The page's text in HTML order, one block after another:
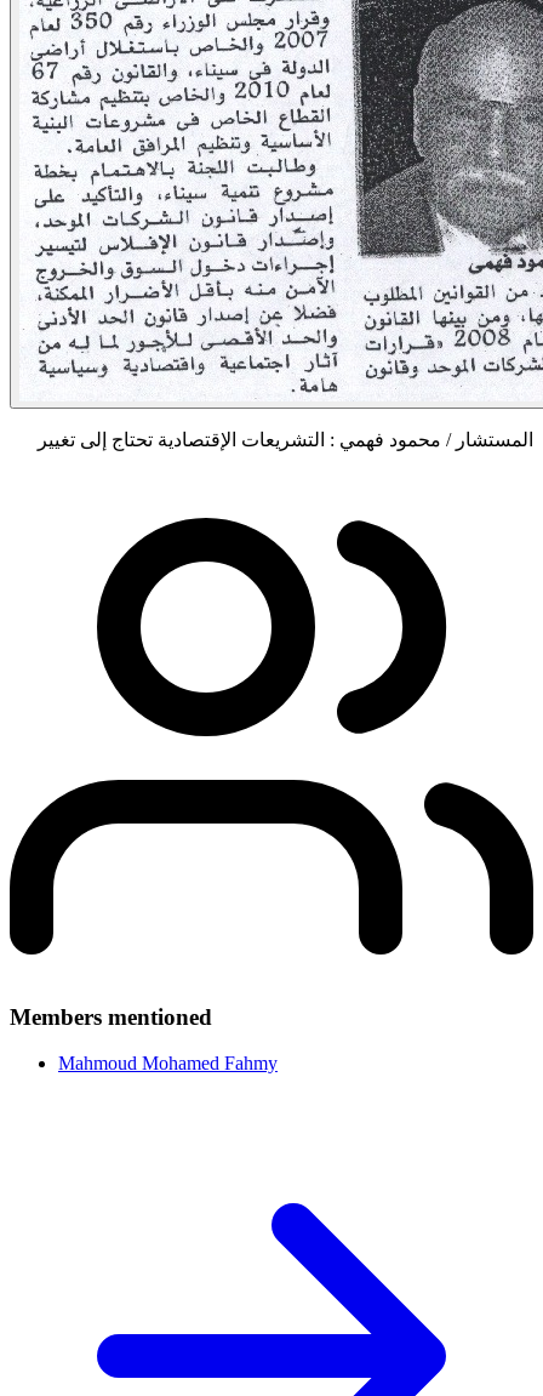
المستشار / محمود فهمي : التشريعات الإقتصادية تحتاج إلى تغيير
Members mentioned
Mahmoud Mohamed Fahmy